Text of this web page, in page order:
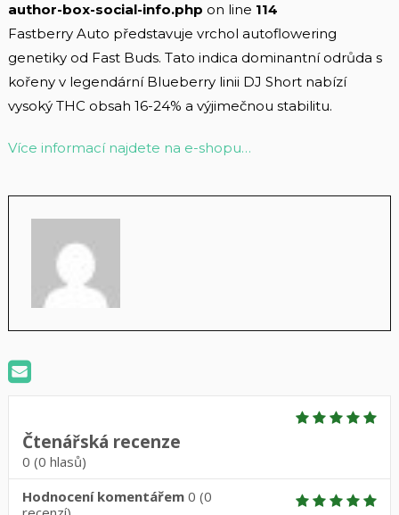
author-box-social-info.php on line 114
Fastberry Auto představuje vrchol autoflowering
genetiky od Fast Buds. Tato indica dominantní odrůda s
kořeny v legendární Blueberry linii DJ Short nabízí
vysoký THC obsah 16-24% a výjimečnou stabilitu.
Více informací najdete na e-shopu…
Čtenářská recenze
0 (0 hlasů)
Hodnocení komentářem 0 (0